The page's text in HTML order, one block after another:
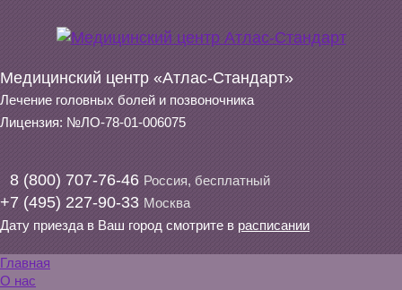
Медицинский центр «Атлас-Стандарт»
Лечение головных болей и позвоночника
Лицензия: №ЛО-78-01-006075
8 (800) 707-76-46 Россия, бесплатный
+7 (495) 227-90-33 Москва
Дату приезда в Ваш город смотрите в расписании
Главная
О нас